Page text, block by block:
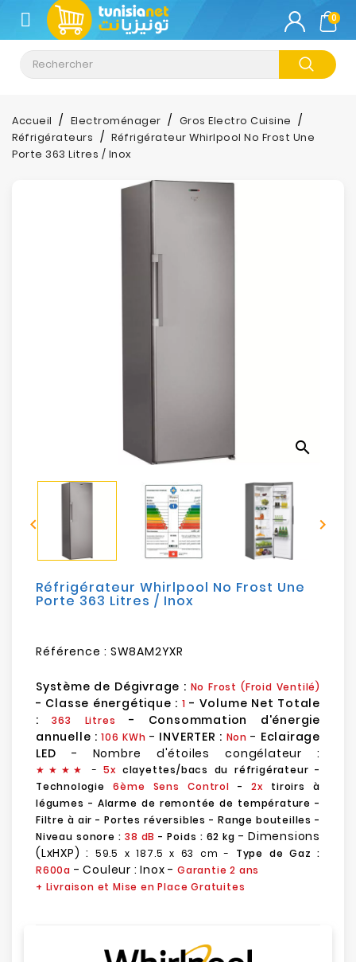
CATÉGORIE
Climatisation
Informatique
Téléphonie
Sécurité
Mobilités
Loisirs
0
Accueil Electroménager
Gros Electro Cuisine
Réfrigérateurs
Réfrigérateur Whirlpool No Frost Une
Porte 363 Litres / Inox
search
 
Réfrigérateur Whirlpool No Frost Une
Porte 363 Litres / Inox
Référence : SW8AM2YXR
Système de Dégivrage : No Frost (Froid Ventilé)
- Classe énergétique : 1 - Volume Net Totale
:363 Litres
- Consommation d'énergie
annuelle :106 KWh- INVERTER : Non- Eclairage
LED - Nombre d'étoiles congélateur :
★ ★ ★★ - 5x clayettes/bacs du réfrigérateur -
Technologie6ème Sens Control -2x tiroirs à
légumes - Alarme de remontée de température -
Filtre à air - Portes réversibles - Range bouteilles -
Niveau sonore : 38 dB - Poids : 62 kg- Dimensions
(LxHXP) : 59.5 x 187.5 x 63 cm - Type de Gaz :
R600a - Couleur : Inox -Garantie 2 ans
+ Livraison et Mise en Place Gratuites